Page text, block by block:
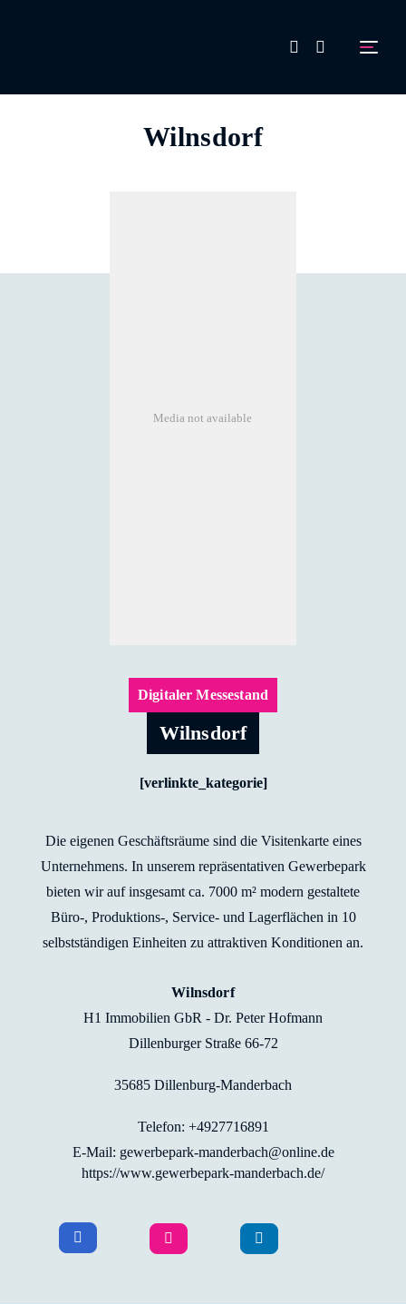
Aussteller werden!Wilnsdorf
Digitaler Messestand
Wilnsdorf
[verlinkte_kategorie]
Die eigenen Geschäftsräume sind die Visitenkarte eines
Unternehmens. In unserem repräsentativen Gewerbepark
bieten wir auf insgesamt ca. 7000 m² modern gestaltete
Büro-, Produktions-, Service- und Lagerflächen in 10
selbstständigen Einheiten zu attraktiven Konditionen an.
Wilnsdorf
H1 Immobilien GbR - Dr. Peter Hofmann
Dillenburger Straße 66-72
35685 Dillenburg-Manderbach
Telefon: +4927716891
E-Mail: gewerbepark-manderbach@online.de
https://www.gewerbepark-manderbach.de/
Media not available